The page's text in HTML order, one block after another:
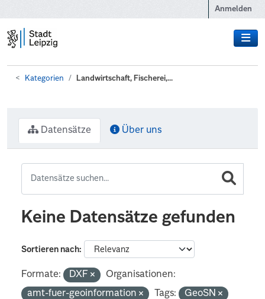
Anmelden
Kategorien Landwirtschaft, Fischerei,...
Datensätze Über uns
Keine Datensätze gefunden
Sortieren nach
Formate: DXF
Organisationen:
amt-fuer-geoinformation
Tags:
GeoSN